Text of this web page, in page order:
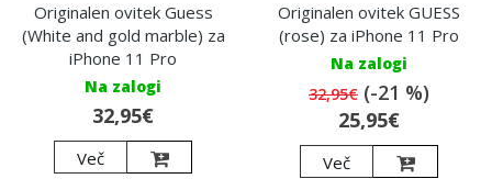
Originalen ovitek Guess
(White and gold marble) za
iPhone 11 Pro
Na zalogi
32,95€
Več
Originalen ovitek GUESS
(rose) za iPhone 11 Pro
Na zalogi
32,95€ (-21 %)
25,95€
Več